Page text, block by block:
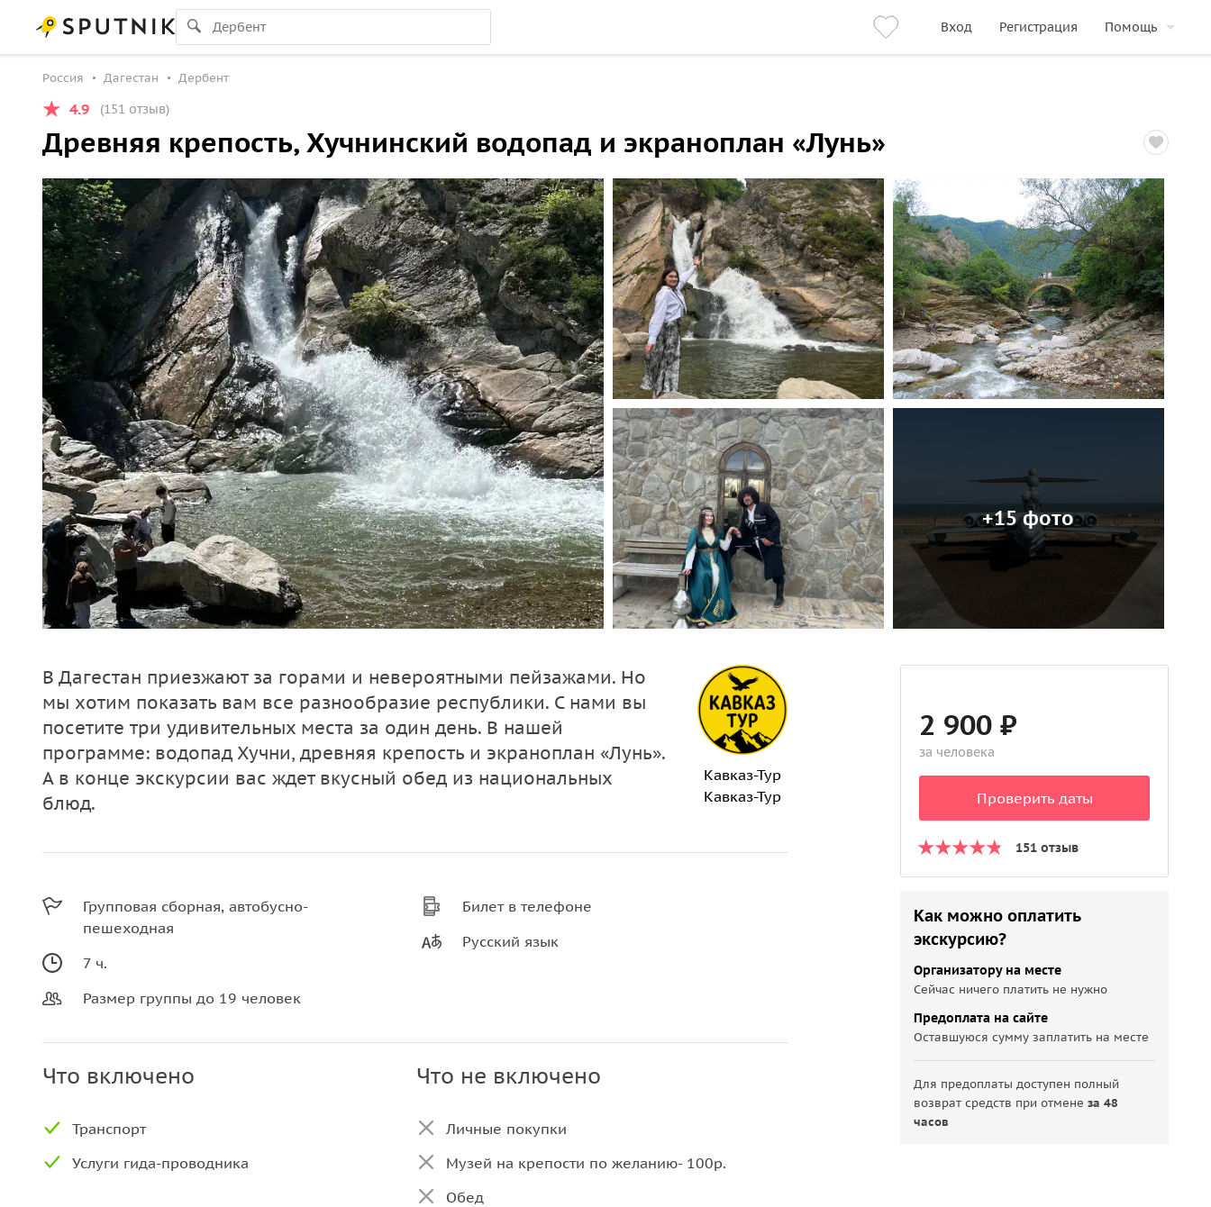
Вход Регистрация Помощь
Россия Дагестан Дербент
4.9 (151 отзыв)
Древняя крепость, Хучнинский водопад и экраноплан «Лунь»
+15 фото
В Дагестан приезжают за горами и невероятными пейзажами. Но
мы хотим показать вам все разнообразие республики. С нами вы
посетите три удивительных места за один день. В нашей
программе: водопад Хучни, древняя крепость и экраноплан «Лунь».
А в конце экскурсии вас ждет вкусный обед из национальных
блюд.
Кавказ-Тур
Кавказ-Тур
Групповая сборная, автобусно-
пешеходная
7 ч.
Размер группы до 19 человек
Билет в телефоне
Русский язык
Что включено
Транспорт
Услуги гида-проводника
Что не включено
Личные покупки
Музей на крепости по желанию- 100р.
Обед
2 900 ₽
за человека
Проверить даты
151 отзыв
Как можно оплатить
экскурсию?
Организатору на месте
Сейчас ничего платить не нужно
Предоплата на сайте
Оставшуюся сумму заплатить на месте
Для предоплаты доступен полный
возврат средств при отменеза 48
часов